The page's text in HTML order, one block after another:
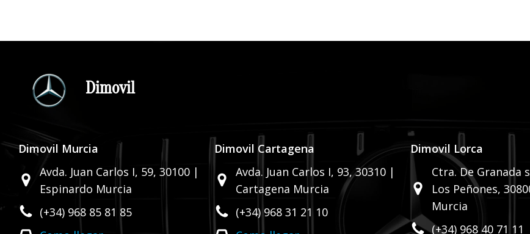
Dimovil
Dimovil Murcia
Avda. Juan Carlos I, 59, 30100 |
Espinardo Murcia
(+34) 968 85 81 85
Dimovil Cartagena
Avda. Juan Carlos I, 93,30310 |
Cartagena Murcia
(+34) 968 31 21 10
Dimovil Lorca
Ctra. De Granada
Los Peñones,
Murcia
(+34) 968 40 71 11